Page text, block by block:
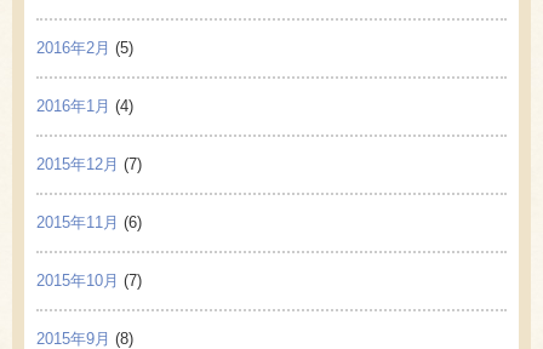
2016年2月 (5)
2016年1月 (4)
2015年12月 (7)
2015年11月 (6)
2015年10月 (7)
2015年9月 (8)